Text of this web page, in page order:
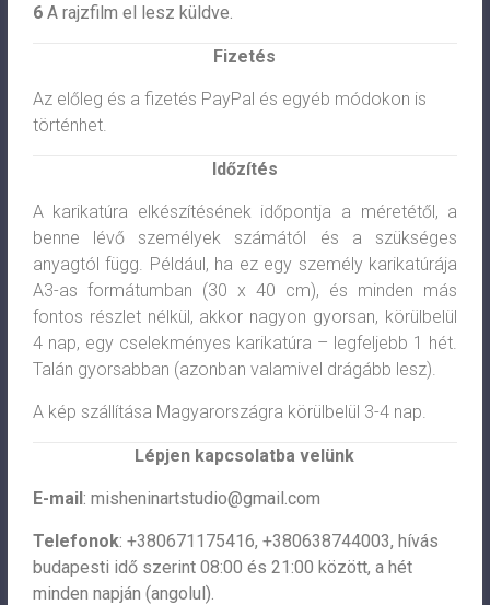
6A rajzfilm el lesz küldve.
Fizetés
Az előleg és a fizetés PayPal és egyéb módokon is
történhet.
Időzítés
A karikatúra elkészítésének időpontja a méretétől, a
benne lévő személyek számától és a szükséges
anyagtól függ. Például, ha ez egy személy karikatúrája
A3-as formátumban (30 x 40 cm), és minden más
fontos részlet nélkül, akkor nagyon gyorsan, körülbelül
4 nap, egy cselekményes karikatúra – legfeljebb 1 hét.
Talán gyorsabban (azonban valamivel drágább lesz).
A kép szállítása Magyarországra körülbelül 3-4 nap.
Lépjen kapcsolatba velünk
E-mail: misheninartstudio@gmail.com
Telefonok: +380671175416, +380638744003, hívás
budapesti idő szerint 08:00 és 21:00 között, a hét
minden napján (angolul).